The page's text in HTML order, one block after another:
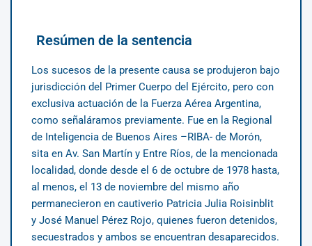
Resúmen de la sentencia
Los sucesos de la presente causa se produjeron bajo
jurisdicción del Primer Cuerpo del Ejército, pero con
exclusiva actuación de la Fuerza Aérea Argentina,
como señaláramos previamente. Fue en la Regional
de Inteligencia de Buenos Aires –RIBA- de Morón,
sita en Av. San Martín y Entre Ríos, de la mencionada
localidad, donde desde el 6 de octubre de 1978 hasta,
al menos, el 13 de noviembre del mismo año
permanecieron en cautiverio Patricia Julia Roisinblit
y José Manuel Pérez Rojo, quienes fueron detenidos,
secuestrados y ambos se encuentran desaparecidos.